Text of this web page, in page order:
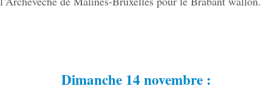
Dimanche 14 novembre :